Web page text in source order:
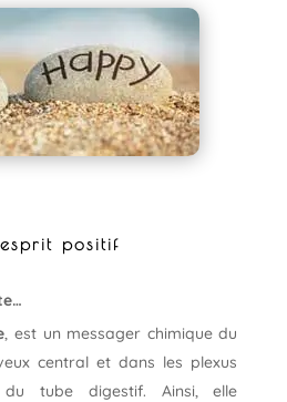
positif
, est un messager chimique du
central et dans les plexus
du tube digestif. Ainsi, elle